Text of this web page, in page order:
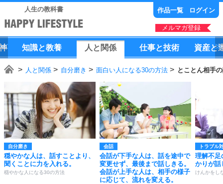
人生の教科書 作品一覧 ログイン
メルマガ登録
知識と教養 人 と 関係 仕事と技術 資産と
人と関係 自分磨き 面白い人になる30の方法 とことん相手
自分磨き
穏やかな人は、話すことより、
聞くことに力を入れる。
穏やかな人になる30の方法
会話
会話が下手な人は、話を途中で
変更せず、最後まで話しきる。
会話が上手な人は、相手の様子
に応じて、流れを変える。
トラブル
理解不足
かりが話
けんかをし